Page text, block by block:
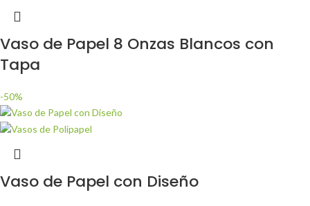
Vaso de Papel 8 Onzas Blancos con
Tapa
-50%
Vaso de Papel con Diseño